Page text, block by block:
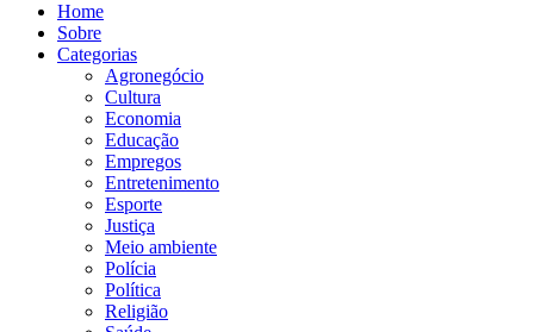
Home
Sobre
Categorias
Agronegócio
Cultura
Economia
Educação
Empregos
Entretenimento
Esporte
Justiça
Meio ambiente
Polícia
Política
Religião